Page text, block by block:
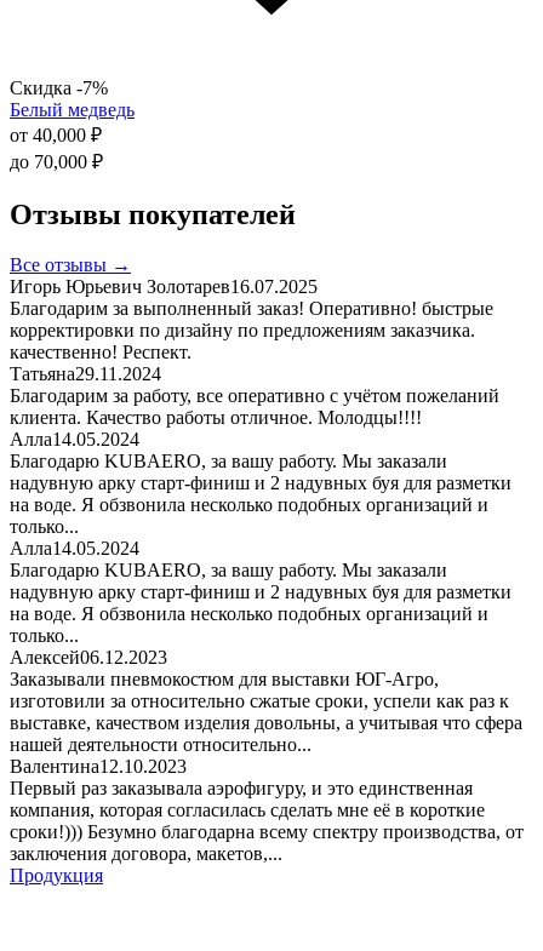
Скидка -7%
Белый медведь
от 40,000 ₽
до 70,000 ₽
Отзывы покупателей
Все отзывы →
Игорь Юрьевич Золотарев16.07.2025
Благодарим за выполненный заказ! Оперативно! быстрые
корректировки по дизайну по предложениям заказчика.
качественно! Респект.
Татьяна29.11.2024
Благодарим за работу, все оперативно с учётом пожеланий
клиента. Качество работы отличное. Молодцы!!!!
Алла14.05.2024
Благодарю KUBAERO, за вашу работу. Мы заказали
надувную арку старт-финиш и 2 надувных буя для разметки
на воде. Я обзвонила несколько подобных организаций и
только...
Алла14.05.2024
Благодарю KUBAERO, за вашу работу. Мы заказали
надувную арку старт-финиш и 2 надувных буя для разметки
на воде. Я обзвонила несколько подобных организаций и
только...
Алексей06.12.2023
Заказывали пневмокостюм для выставки ЮГ-Агро,
изготовили за относительно сжатые сроки, успели как раз к
выставке, качеством изделия довольны, а учитывая что сфера
нашей деятельности относительно...
Валентина12.10.2023
Первый раз заказывала аэрофигуру, и это единственная
компания, которая согласилась сделать мне её в короткие
сроки!))) Безумно благодарна всему спектру производства, от
заключения договора, макетов,...
Продукция